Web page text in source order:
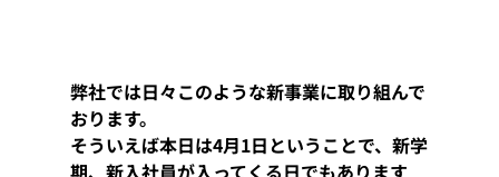
弊社では日々このような新事業に取り組んで
おります。
そういえば本日は4月1日ということで、新学
期、新入社員が入ってくる日でもあります